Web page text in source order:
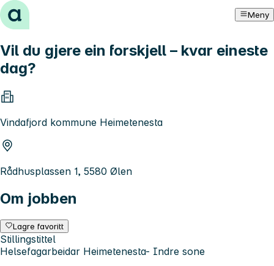
Hopp til innhold Meny
Vil du gjere ein forskjell – kvar eineste
dag?
Vindafjord kommune Heimetenesta
Rådhusplassen 1, 5580 Ølen
Om jobben
Lagre favoritt
Stillingstittel
Helsefagarbeidar Heimetenesta- Indre sone